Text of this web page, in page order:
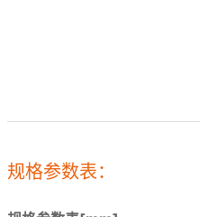
规格参数表：